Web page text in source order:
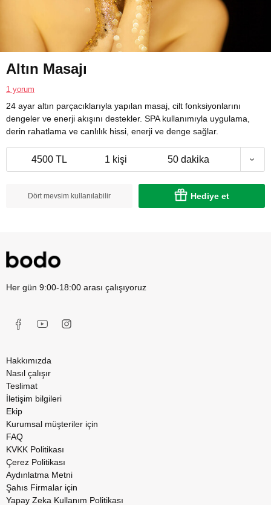
Altın Masajı
1 yorum
24 ayar altın parçacıklarıyla yapılan masaj, cilt fonksiyonlarını
dengeler ve enerji akışını destekler. SPA kullanımıyla uygulama,
derin rahatlama ve canlılık hissi, enerji ve denge sağlar.
4500 TL 1 kişi 50 dakika
Dört mevsim kullanılabilir Hediye et
Her gün 9:00-18:00 arası çalışıyoruz
Hakkımızda
Nasıl çalışır
Teslimat
İletişim bilgileri
Ekip
Kurumsal müşteriler için
FAQ
KVKK Politikası
Çerez Politikası
Aydınlatma Metni
Şahıs Firmalar için
Yapay Zeka Kullanım Politikası